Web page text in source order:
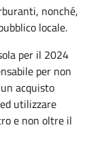
nonché,
locale.
per il 2024
per non
acquisto
utilizzare
e non oltre il